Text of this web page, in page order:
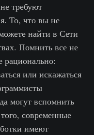
требуют
То, что вы не
найти в Сети
Помнить все не
рационально:
или искажаться
могут вспомнить
современные
имеют